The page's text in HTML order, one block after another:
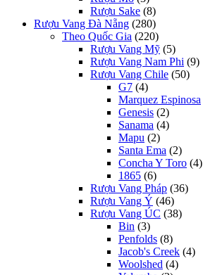
Rượu Sake (8)
Rượu Vang Đà Nẵng (280)
Theo Quốc Gia (220)
Rượu Vang Mỹ (5)
Rượu Vang Nam Phi (9)
Rượu Vang Chile (50)
G7 (4)
Marquez Espinosa
Genesis (2)
Sanama (4)
Mapu (2)
Santa Ema (2)
Concha Y Toro (4)
1865 (6)
Rượu Vang Pháp (36)
Rượu Vang Ý (46)
Rượu Vang ÚC (38)
Bin (3)
Penfolds (8)
Jacob's Creek (4)
Woolshed (4)